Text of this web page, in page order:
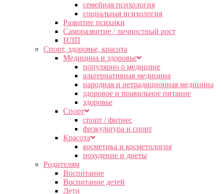
семейная психология
социальная психология
Развитие психики
Саморазвитие / личностный рост
НЛП
Спорт, здоровье, красота
Медицина и здоровье
популярно о медицине
альтернативная медицина
народная и нетрадиционная медицина
здоровое и правильное питание
здоровье
Спорт
спорт / фитнес
физкультура и спорт
Красота
косметика и косметология
похудение и диеты
Родителям
Воспитание
Воспитание детей
Дети